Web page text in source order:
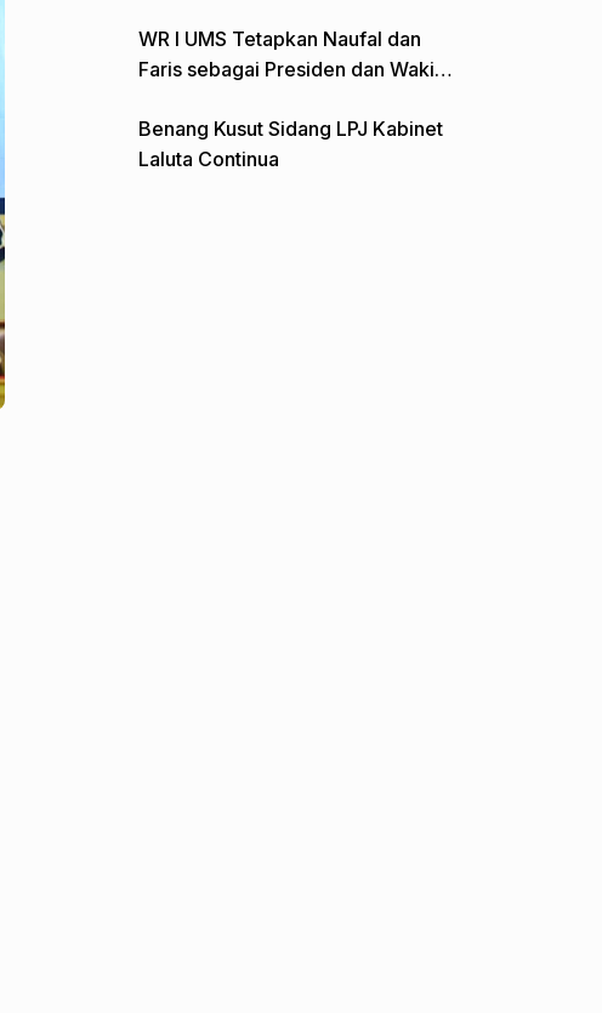
WR I UMS Tetapkan Naufal dan
Faris sebagai Presiden dan Wakil
Benang Kusut Sidang LPJ Kabinet
Laluta Continua